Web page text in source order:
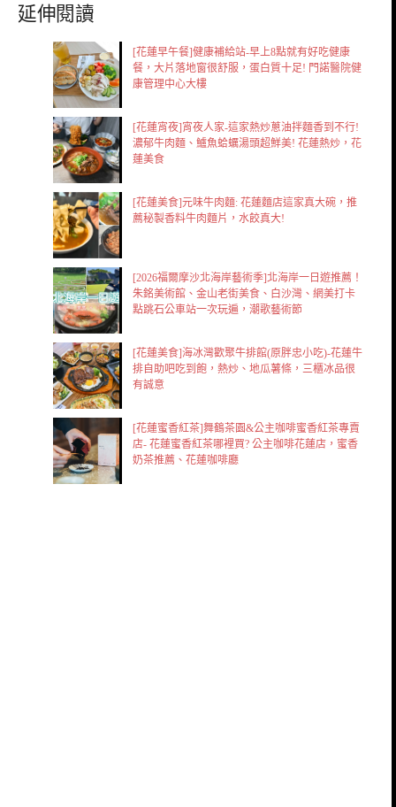
延伸閱讀
[花蓮早午餐]健康補給站-早上8點就有好吃健康
餐，大片落地窗很舒服，蛋白質十足! 門諾醫院健
康管理中心大樓
[花蓮宵夜]宵夜人家-這家熱炒蔥油拌麵香到不行!
濃郁牛肉麵、鱸魚蛤蠣湯頭超鮮美! 花蓮熱炒，花
蓮美食
[花蓮美食]元味牛肉麵: 花蓮麵店這家真大碗，推
薦秘製香料牛肉麵片，水餃真大!
[2026福爾摩沙北海岸藝術季]北海岸一日遊推薦！
朱銘美術館、金山老街美食、白沙灣、網美打卡
點跳石公車站一次玩遍，潮歌藝術節
[花蓮美食]海冰灣歡聚牛排館(原胖忠小吃)-花蓮牛
排自助吧吃到飽，熱炒、地瓜薯條，三櫃冰品很
有誠意
[花蓮蜜香紅茶]舞鶴茶園&公主咖啡蜜香紅茶專賣
店- 花蓮蜜香紅茶哪裡買? 公主咖啡花蓮店，蜜香
奶茶推薦、花蓮咖啡廳